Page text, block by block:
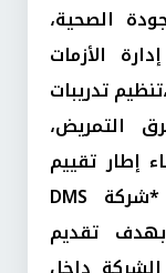
الصحية،
الأزمات
تدريبات
التمريض،
إطار تقييم
إقليمي موحد للأداء الصحي. *شركة DMS
تقديم